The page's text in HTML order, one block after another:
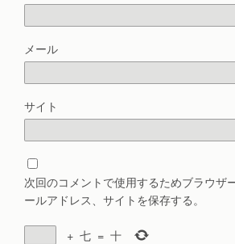
メール
サイト
次回のコメントで使用するためブラウザ
ールアドレス、サイトを保存する。
+ 七 = 十